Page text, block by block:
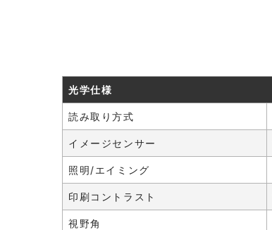
光学仕様
読み取り方式
イメージセンサー
照明/エイミング
印刷コントラスト
視野角